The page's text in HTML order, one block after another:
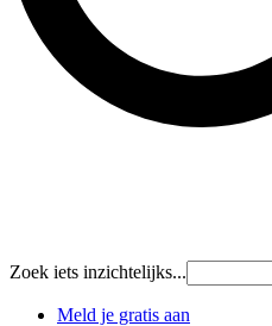
Zoek iets inzichtelijks...
Meld je gratis aan